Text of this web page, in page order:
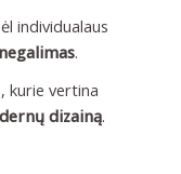
individualaus
.
kurie vertina
dizainą.